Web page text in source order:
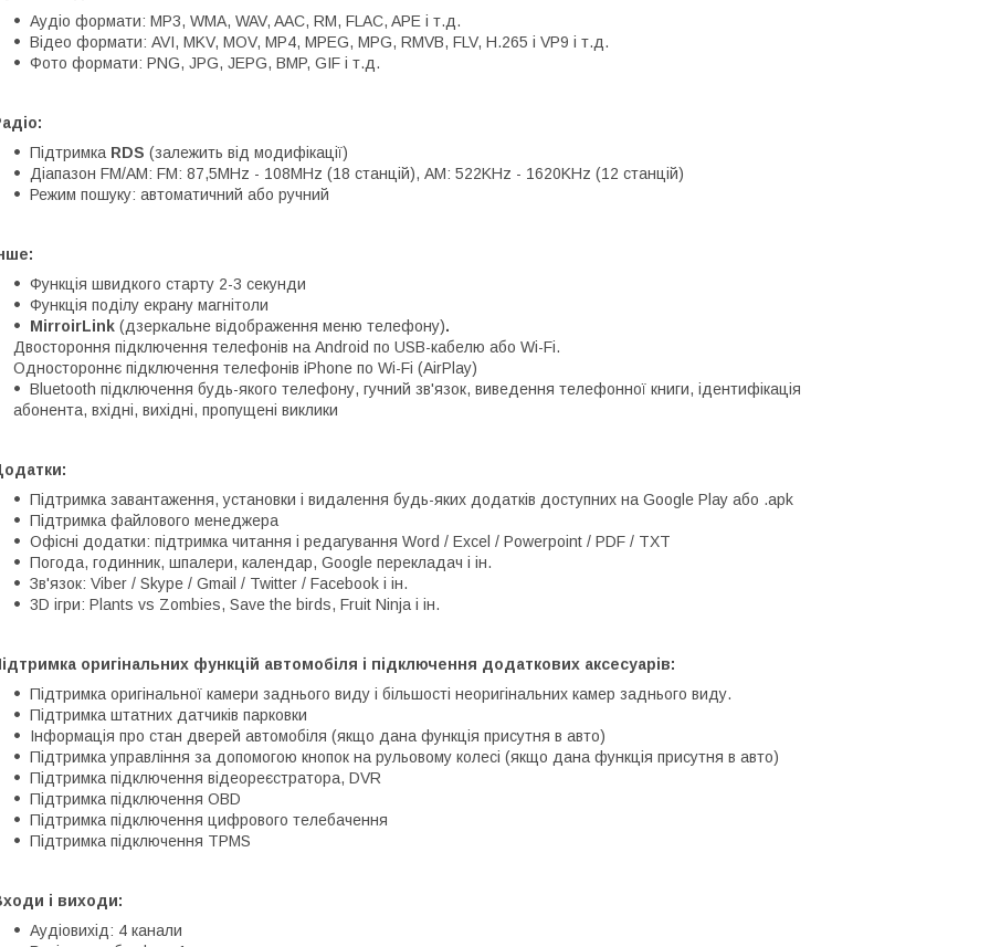
Аудіо формати: MP3, WMA, WAV, AAC, RM, FLAC, APE і т.д.
Відео формати: AVI, MKV, MOV, MP4, MPEG, MPG, RMVB, FLV, H.265 і VP9 і т.д.
Фото формати: PNG, JPG, JEPG, BMP, GIF і т.д.
Підтримка RDS (залежить від модифікації)
Діапазон FM/AM: FM: 87,5MHz - 108MHz (18 станцій), АМ: 522KHz - 1620KHz (12 станцій)
Режим пошуку: автоматичний або ручний
Функція швидкого старту 2-3 секунди
Функція поділу екрану магнітоли
MirroirLink (дзеркальне відображення меню телефону).
Двостороння підключення телефонів на Android по USB-кабелю або Wi-Fi.
Одностороннє підключення телефонів iPhone по Wi-Fi (AirPlay)
Bluetooth підключення будь-якого телефону, гучний зв'язок, виведення телефонної книги, ідентифікація
абонента, вхідні, вихідні, пропущені виклики
Підтримка завантаження, установки і видалення будь-яких додатків доступних на Google Play або .apk
Підтримка файлового менеджера
Офісні додатки: підтримка читання і редагування Word / Excel / Powerpoint / PDF / TXT
Погода, годинник, шпалери, календар, Google перекладач і ін.
Зв'язок: Viber / Skype / Gmail / Twitter / Facebook і ін.
3D ігри: Plants vs Zombies, Save the birds, Fruit Ninja і ін.
оригінальних функцій автомобіля і підключення додаткових аксесуарів:
Підтримка оригінальної камери заднього виду і більшості неоригінальних камер заднього виду.
Підтримка штатних датчиків парковки
Інформація про стан дверей автомобіля (якщо дана функція присутня в авто)
Підтримка управління за допомогою кнопок на рульовому колесі (якщо дана функція присутня в авто)
Підтримка підключення відеореєстратора, DVR
Підтримка підключення OBD
Підтримка підключення цифрового телебачення
Підтримка підключення TPMS
і виходи:
Аудіовихід: 4 канали